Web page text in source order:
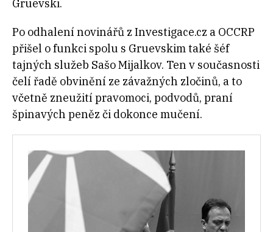
Gruevski.
Po odhalení novinářů z Investigace.cz a OCCRP
přišel o funkci spolu s Gruevskim také šéf
tajných služeb Sašo Mijalkov. Ten v současnosti
čelí řadě obvinění ze závažných zločinů, a to
včetně zneužití pravomoci, podvodů, praní
špinavých peněz či dokonce mučení.